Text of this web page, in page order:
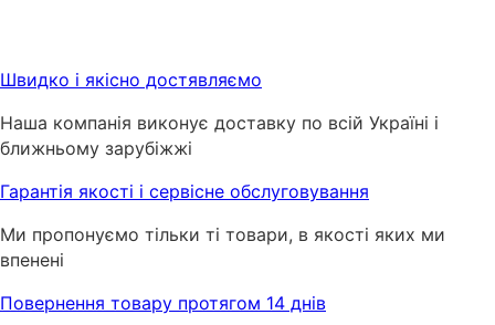
Швидко і якісно достявляємо
Наша компанія виконує доставку по всій Україні і
ближньому зарубіжжі
Гарантія якості і сервісне обслуговування
Ми пропонуємо тільки ті товари, в якості яких ми
впенені
Повернення товару протягом 14 днів